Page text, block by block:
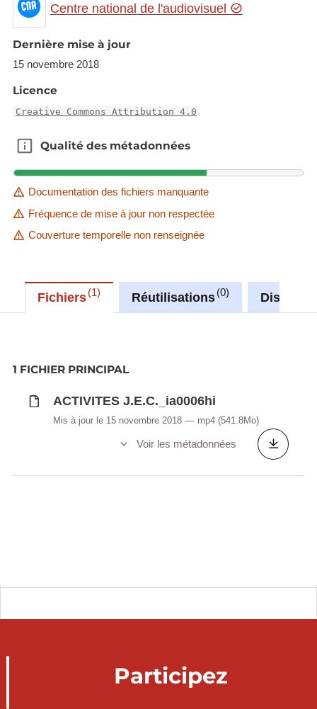
Centre national de l'audiovisuel
Dernière mise à jour
15 novembre 2018
Licence
Creative Commons Attribution 4.0
Qualité des métadonnées
Qualité des métadonnées
Documentation des fichiers manquante
Fréquence de mise à jour non respectée
Couverture temporelle non renseignée
Fichiers 1 Réutilisations 0
1 FICHIER PRINCIPAL
ACTIVITES J.E.C._ia0006hi
Mis à jour le 15 novembre 2018 mp4 (541.8Mo)
Voir les métadonnées
Participez